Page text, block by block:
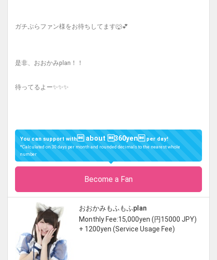
ガチぷらファン様をお待ちしてます🐺💕
是非、おおかみplan！！
待ってるよー✨✨✨
You can support with about 360yenper day!
*Calculated on 30 days per month and rounded decimals to the nearest whole
number
Become a Fan
おおかみもふもふplan
Monthly Fee:15,000yen (円15000 JPY)
+ 1200yen (Service Usage Fee)